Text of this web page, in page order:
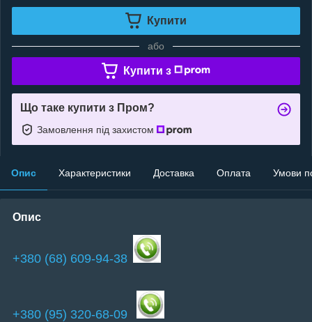
Купити
або
Купити з
Що таке купити з Пром?
Замовлення під захистом
Опис Характеристики Доставка Оплата Умови
Опис
+380 (68) 609-94-38
+380 (95) 320-68-09